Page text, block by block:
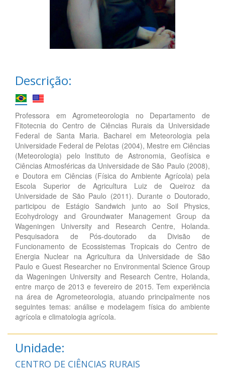
Descrição:
Professora em Agrometeorologia no Departamento de
Fitotecnia do Centro de Ciências Rurais da Universidade
Federal de Santa Maria. Bacharel em Meteorologia pela
Universidade Federal de Pelotas (2004), Mestre em Ciências
(Meteorologia) pelo Instituto de Astronomia, Geofísica e
Ciências Atmosféricas da Universidade de São Paulo (2008),
e Doutora em Ciências (Física do Ambiente Agrícola) pela
Escola Superior de Agricultura Luiz de Queiroz da
Universidade de São Paulo (2011). Durante o Doutorado,
participou de Estágio Sandwich junto ao Soil Physics,
Ecohydrology and Groundwater Management Group da
Wageningen University and Research Centre, Holanda.
Pesquisadora de Pós-doutorado da Divisão de
Funcionamento de Ecossistemas Tropicais do Centro de
Energia Nuclear na Agricultura da Universidade de São
Paulo e Guest Researcher no Environmental Science Group
da Wageningen University and Research Centre, Holanda,
entre março de 2013 e fevereiro de 2015. Tem experiência
na área de Agrometeorologia, atuando principalmente nos
seguintes temas: análise e modelagem física do ambiente
agrícola e climatologia agrícola.
Unidade:
CENTRO DE CIÊNCIAS RURAIS